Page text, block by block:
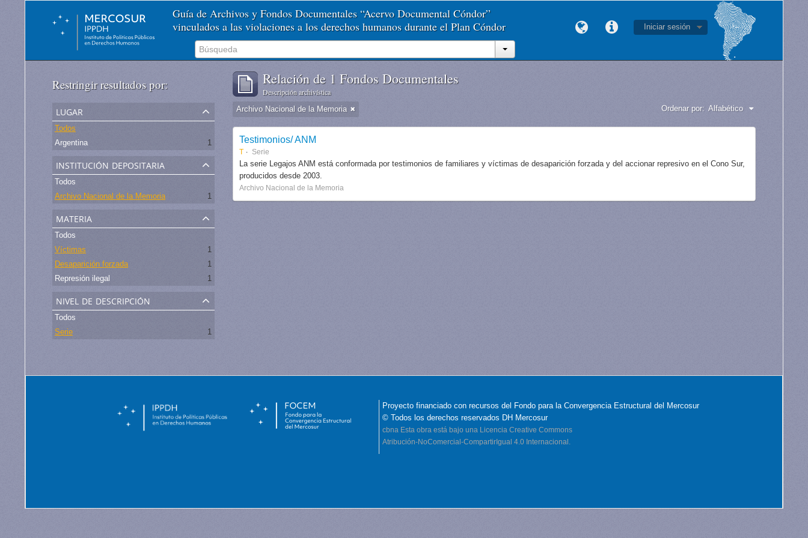
Guía de Archivos y Fondos Documentales “Acervo Documental Cóndor”
vinculados a las violaciones a los derechos humanos durante el Plan Cóndor
Iniciar sesión
Restringir resultados por:
lugar
Todos
Argentina
1
institución depositaria
Todos
Archivo Nacional de la Memoria
1
materia
Todos
Víctimas
1
Desaparición forzada
1
Represión ilegal
1
nivel de descripción
Todos
Serie
1
Relación de 1 Fondos Documentales
Descripción archivística
Archivo Nacional de la Memoria Ordenar por: Alfabético
Testimonios/ ANM
T Serie
La serie Legajos ANM está conformada por testimonios de familiares y víctimas de desaparición forzada y del accionar represivo en el Cono Sur,
producidos desde 2003.
Archivo Nacional de la Memoria
Proyecto financiado con recursos del Fondo para la Convergencia Estructural del Mercosur
© Todos los derechos reservados DH Mercosur
cbna Esta obra está bajo una Licencia Creative Commons
Atribución-NoComercial-CompartirIgual 4.0 Internacional.